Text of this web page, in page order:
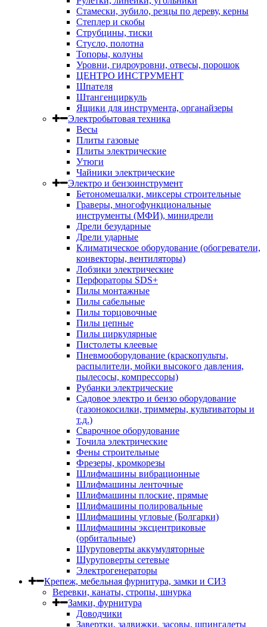
Стамески, зубило, резцы по дереву, керны
Степлер и скобы
Струбцины, тиски
Стусло, полотна
Топоры, колуны
Уровни, гидроуровни, отвесы, порошок
ЦЕНТРО ИНСТРУМЕНТ
Шпателя
Штангенциркуль
Ящики для инструмента, органайзеры
Электробытовая техника
Весы
Плиты газовые
Плиты электрические
Утюги
Чайники электрические
Электро и бензоинструмент
Бетономешалки, миксеры строительные
Граверы, многофункциональные
инструменты (МФИ), минидрели
Дрели безударные
Дрели ударные
Климатическое оборудование (обогреватели,
конвекторы, вентиляторы)
Лобзики электрические
Перфораторы SDS+
Пилы монтажные
Пилы сабельные
Пилы торцовочные
Пилы цепные
Пилы циркулярные
Пистолеты клеевые
Пневмооборудование (краскопульты,
распылители, мойки высокого давления,
пылесосы, компрессоры)
Рубанки электрические
Садовое электро и бензо оборудование
(газонокосилки, триммеры, культиваторы и
т.д.)
Сварочное оборудование
Точила электрические
Фены строительные
Фрезеры, кромкорезы
Шлифмашины вибрационные
Шлифмашины ленточные
Шлифмашины плоские, прямые
Шлифмашины полировальные
Шлифмашины угловые (Болгарки)
Шлифмашины эксцентриковые
(орбитальные)
Шуруповерты аккумуляторные
Шуруповерты сетевые
Электрогенераторы
Крепеж, мебельная фурнитура, замки и СИЗ
Веревки, канаты, стропы, шнурка
Замки, фурнитура
Доводчики
Завертки, задвижки, засовы, шпингалеты